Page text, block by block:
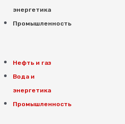
энергетика
Промышленность
Нефть и газ
Вода и
энергетика
Промышленность